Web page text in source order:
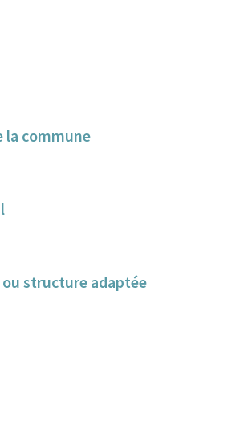
la commune
structure adaptée